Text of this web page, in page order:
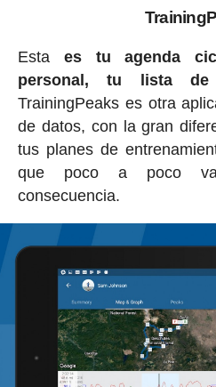
Esta es tu agenda
personal, tu lista
TrainingPeaks es otra
de datos, con la gran
tus planes de
que poco a poco
consecuencia.